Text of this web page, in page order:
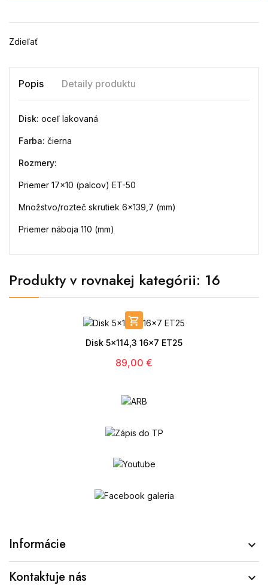
Zdieľať
Popis Detaily produktu
Disk: oceľ lakovaná
Farba: čierna
Rozmery:
Priemer 17x10 (palcov) ET-50
Množstvo/rozteč skrutiek 6x139,7 (mm)
Priemer náboja 110 (mm)
Produkty v rovnakej kategórii: 16

Disk 5x114,3 16x7 ET25
89,00 €
Informácie 
Kontaktuje nás 